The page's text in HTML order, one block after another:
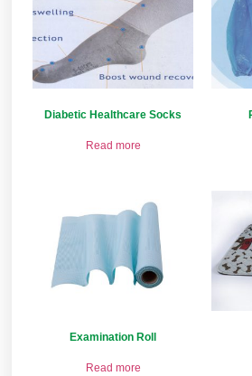
Diabetic Healthcare Socks
Read more
Examination Roll
Read more